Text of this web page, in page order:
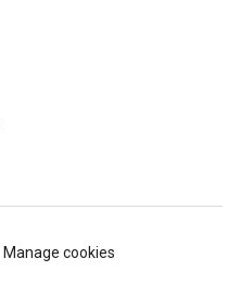
Manage cookies